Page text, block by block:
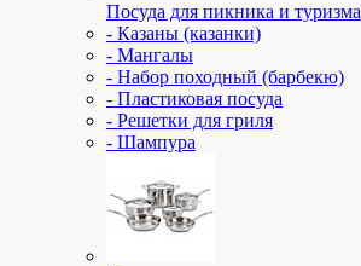
Посуда для пикника и туризма
- Казаны (казанки)
- Мангалы
- Набор походный (барбекю)
- Пластиковая посуда
- Решетки для гриля
- Шампура